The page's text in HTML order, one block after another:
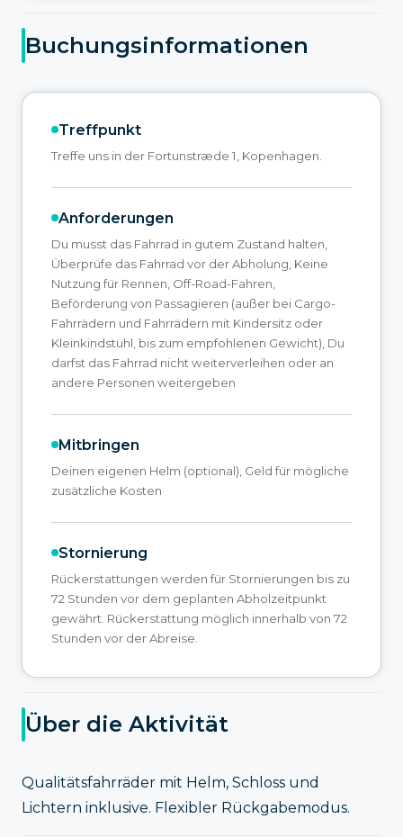
Buchungsinformationen
Treffpunkt
Treffe uns in der Fortunstræde 1, Kopenhagen.
Anforderungen
Du musst das Fahrrad in gutem Zustand halten,
Überprüfe das Fahrrad vor der Abholung, Keine
Nutzung für Rennen, Off-Road-Fahren,
Beförderung von Passagieren (außer bei Cargo-
Fahrrädern und Fahrrädern mit Kindersitz oder
Kleinkindstuhl, bis zum empfohlenen Gewicht), Du
darfst das Fahrrad nicht weiterverleihen oder an
andere Personen weitergeben
Mitbringen
Deinen eigenen Helm (optional), Geld für mögliche
zusätzliche Kosten
Stornierung
Rückerstattungen werden für Stornierungen bis zu
72 Stunden vor dem geplanten Abholzeitpunkt
gewährt. Rückerstattung möglich innerhalb von 72
Stunden vor der Abreise.
Über die Aktivität
Qualitätsfahrräder mit Helm, Schloss und
Lichtern inklusive. Flexibler Rückgabemodus.